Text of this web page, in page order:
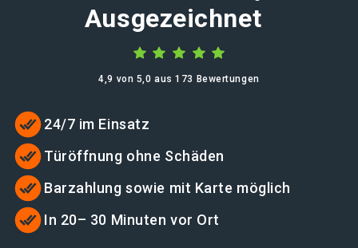
Ausgezeichnet
4,9 von 5,0 aus 173 Bewertungen
24/7 im Einsatz
Türöffnung ohne Schäden
Barzahlung sowie mit Karte möglich
In 20– 30 Minuten vor Ort